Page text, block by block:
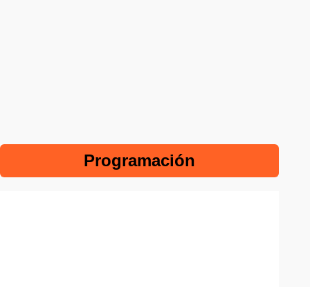
Programación